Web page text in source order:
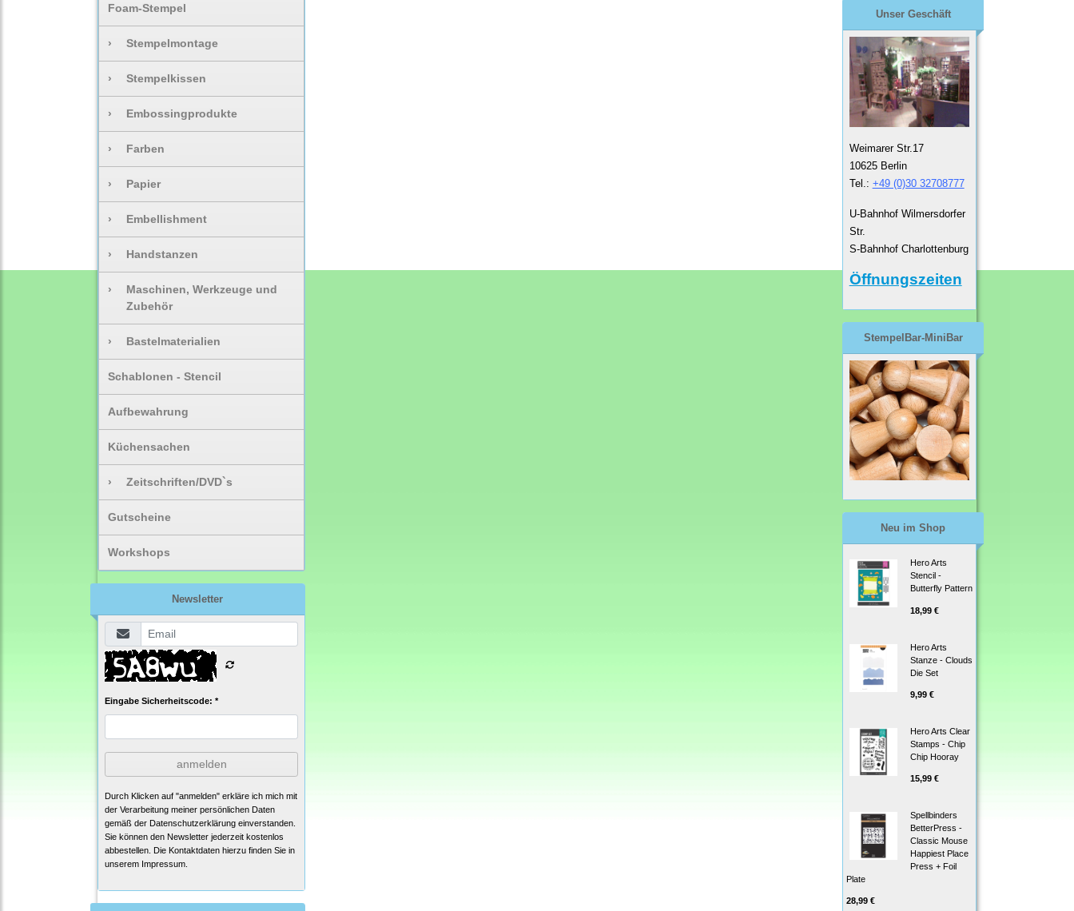
Foam-Stempel
› Stempelmontage
› Stempelkissen
› Embossingprodukte
› Farben
› Papier
› Embellishment
› Handstanzen
›
Maschinen, Werkzeuge und
Zubehör
› Bastelmaterialien
Schablonen - Stencil
Aufbewahrung
Küchensachen
› Zeitschriften/DVD`s
Gutscheine
Workshops
Newsletter
Eingabe Sicherheitscode: *
anmelden
Durch Klicken auf "anmelden" erkläre ich mich mit
der Verarbeitung meiner persönlichen Daten
gemäß der Datenschutzerklärung einverstanden.
Sie können den Newsletter jederzeit kostenlos
abbestellen. Die Kontaktdaten hierzu finden Sie in
unserem Impressum.
Unser Geschäft
Weimarer Str.17
10625 Berlin
Tel.: +49 (0)30 32708777
U-Bahnhof Wilmersdorfer
Str.
S-Bahnhof Charlottenburg
Öffnungszeiten
StempelBar-MiniBar
Neu im Shop
Hero Arts
Stencil -
Butterfly Pattern
18,99 €
Hero Arts
Stanze - Clouds
Die Set
9,99 €
Hero Arts Clear
Stamps - Chip
Chip Hooray
15,99 €
Spellbinders
BetterPress -
Classic Mouse
Happiest Place
Press + Foil
Plate
28,99 €